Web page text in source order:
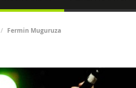
Fermin Muguruza